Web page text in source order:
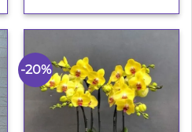
-20%